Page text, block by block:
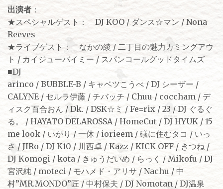
出演者 ：
★スペシャルゲスト： DJ KOO / ダンス☆マン / Nona
Reeves
★ライブゲスト： なかの綾 / 二丁目の魅力カミングアウ
ト / カイジューバイミー / スパンコールグッドタイムズ
■DJ
arinco / BUBBLE-B / キャベツこうべ / DJ シーザー /
CALYNE / セルラ伊藤 / チバッチ / Chuu / coccham / デ
ィスク百合おん / Dk. / DSK☆ミ / Fe=rix / 23 / DJ ぐるぐ
る。 / HAYATO DELAROSSA / HomeCut / DJ HYUK / 15
me look / いがり / 一休 / iorieem / 礒に住むタコ / いっ
さ / JIRo / DJ K10 / 川西卓 / Kazz / KICK OFF / きつね /
DJ Komogi / kota / きゅうだいめ / らっく / Mikofu / DJ
宮沢純 / moteci / モハメド・アリサ / Nachu / 中
村”MR.MONDO”匠 / 中村保夫 / DJ Nomotan / DJ温泉